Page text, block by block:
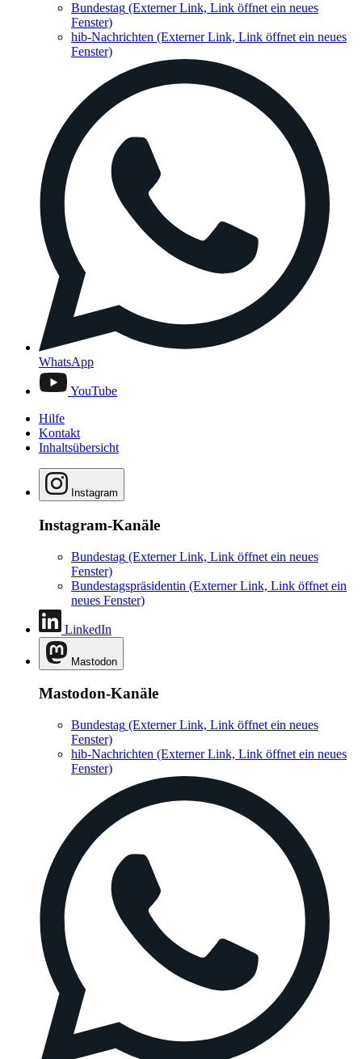
Bundestag (Externer Link, Link öffnet ein neues
Fenster)
hib-Nachrichten (Externer Link, Link öffnet ein neues
Fenster)
WhatsApp
YouTube
Hilfe
Kontakt
Inhaltsübersicht
Instagram
Instagram-Kanäle
Bundestag (Externer Link, Link öffnet ein neues
Fenster)
Bundestagspräsidentin (Externer Link, Link öffnet ein
neues Fenster)
LinkedIn
Mastodon
Mastodon-Kanäle
Bundestag (Externer Link, Link öffnet ein neues
Fenster)
hib-Nachrichten (Externer Link, Link öffnet ein neues
Fenster)